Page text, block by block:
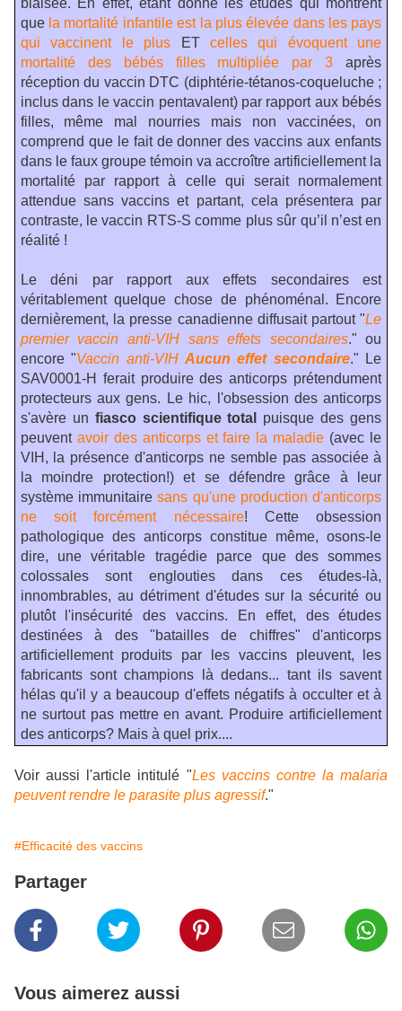
que la mortalité infantile est la plus élevée dans les pays
qui vaccinent le plus ET celles qui évoquent une
mortalité des bébés filles multipliée par 3 après
réception du vaccin DTC (diphtérie-tétanos-coqueluche ;
inclus dans le vaccin pentavalent) par rapport aux bébés
filles, même mal nourries mais non vaccinées, on
comprend que le fait de donner des vaccins aux enfants
dans le faux groupe témoin va accroître artificiellement la
mortalité par rapport à celle qui serait normalement
attendue sans vaccins et partant, cela présentera par
contraste, le vaccin RTS-S comme plus sûr qu’il n’est en
réalité !
Le déni par rapport aux effets secondaires est
véritablement quelque chose de phénoménal. Encore
dernièrement, la presse canadienne diffusait partout "Le
premier vaccin anti-VIH sans effets secondaires." ou
encore "Vaccin anti-VIHAucun effet secondaire."
Le
SAV0001-H ferait produire des anticorps prétendument
protecteurs aux gens. Le hic, l'obsession des anticorps
s'avère un fiasco scientifique total
puisque des gens
peuvent avoir des anticorps et faire la maladie (avec le
VIH, la présence d'anticorps ne semble pas associée à
la moindre protection!) et se défendre grâce à leur
système immunitairesans qu'une production d'anticorps
ne soit forcément nécessaire! Cette obsession
pathologique des anticorps constitue même, osons-le
dire, une véritable tragédie parce que des sommes
colossales sont englouties dans ces études-là,
innombrables, au détriment d'études sur la sécurité ou
plutôt l'insécurité des vaccins. En effet, des études
destinées à des "batailles de chiffres" d'anticorps
artificiellement produits par les vaccins pleuvent, les
fabricants sont champions là dedans... tant ils savent
hélas qu'il y a beaucoup d'effets négatifs à occulter et à
ne surtout pas mettre en avant. Produire artificiellement
des anticorps? Mais à quel prix....
Voir aussi l'article intitulé "Les vaccins contre la malaria
peuvent rendre le parasite plus agressif."
#Efficacité des vaccins
Partager
Vous aimerez aussi